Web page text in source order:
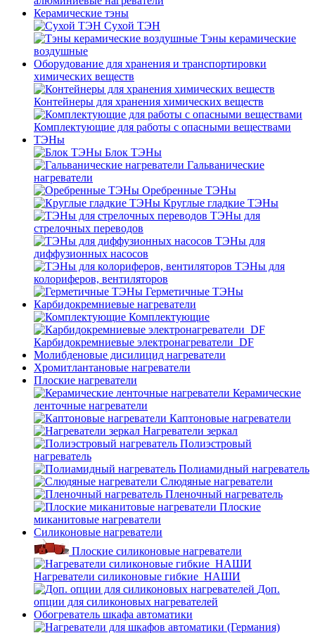
Керамические тэны
Сухой ТЭН
Тэны керамические
воздушные
Оборудование для хранения и транспортировки
химических веществ
Контейнеры для хранения химических веществ
Комплектующие для работы с опасными веществами
ТЭНы
Блок ТЭНы
Гальванические
нагреватели
Оребренные ТЭНы
Круглые гладкие ТЭНы
ТЭНы для
стрелочных переводов
ТЭНы для
диффузионных насосов
ТЭНы для
колориферов, вентиляторов
Герметичные ТЭНы
Карбидокремниевые нагреватели
Комплектующие
Карбидокремниевые электронагреватели_DF
Молибденовые дисилицид нагреватели
Хромитлантановые нагреватели
Плоские нагреватели
Керамические
ленточные нагреватели
Каптоновые нагреватели
Нагреватели зеркал
Полиэстровый
нагреватель
Полиамидный нагреватель
Слюдяные нагреватели
Пленочный нагреватель
Плоские
миканитовые нагреватели
Силиконовые нагреватели
Плоские силиконовые нагреватели
Нагреватели силиконовые гибкие_НАШИ
Доп.
опции для силиконовых нагревателей
Обогреватель шкафа автоматики